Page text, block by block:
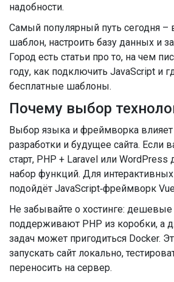
надобности.
Самый популярный путь сегодня –
шаблон, настроить базу данных и
Город есть статьи про то, на чем
году, как подключить JavaScript и
бесплатные шаблоны.
Почему выбор
Выбор языка и фреймворка влияет
разработки и будущее сайта. Если
старт, PHP + Laravel или WordPress
набор функций. Для
подойдёт JavaScript‑фреймворк
Не забывайте о хостинге:
поддерживают PHP из коробки, а
задач может пригодиться Docker.
запускать сайт локально,
переносить на сервер.